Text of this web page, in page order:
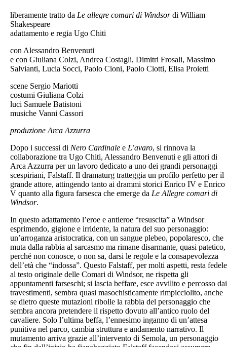
liberamente tratto da Le allegre comari di Windsordi William
Shakespeare
adattamento e regia Ugo Chiti
con Alessandro Benvenuti
e con Giuliana Colzi, Andrea Costagli, Dimitri Frosali, Massimo
Salvianti, Lucia Socci, Paolo Cioni, Paolo Ciotti, Elisa Proietti
scene Sergio Mariotti
costumi Giuliana Colzi
luci Samuele Batistoni
musiche Vanni Cassori
produzione Arca Azzurra
Dopo i successi di Nero Cardinale e L’avaro, si rinnova la
collaborazione tra Ugo Chiti, Alessandro Benvenuti e gli attori di
Arca Azzurra per un lavoro dedicato a uno dei grandi personaggi
scespiriani, Falstaff. Il dramaturg tratteggia un profilo perfetto per il
grande attore, attingendo tanto ai drammi storici Enrico IV e Enrico
V quanto alla figura farsesca che emerge da Le Allegre comari di
Windsor.
In questo adattamento l’eroe e antieroe “resuscita” a Windsor
esprimendo, gigione e irridente, la natura del suo personaggio:
un’arroganza aristocratica, con un sangue plebeo, popolaresco, che
muta dalla rabbia al sarcasmo ma rimane disarmante, quasi patetico,
perché non conosce, o non sa, darsi le regole e la consapevolezza
dell’età che “indossa”. Questo Falstaff, per molti aspetti, resta fedele
al testo originale delle Comari di Windsor, ne rispetta gli
appuntamenti farseschi; si lascia beffare, esce avvilito e percosso dai
travestimenti, sembra quasi masochisticamente rimpicciolito, anche
se dietro queste mutazioni ribolle la rabbia del personaggio che
sembra ancora pretendere il rispetto dovuto all’antico ruolo del
cavaliere. Solo l’ultima beffa, l’ennesimo inganno di un’attesa
punitiva nel parco, cambia struttura e andamento narrativo. Il
mutamento arriva grazie all’intervento di Semola, un personaggio